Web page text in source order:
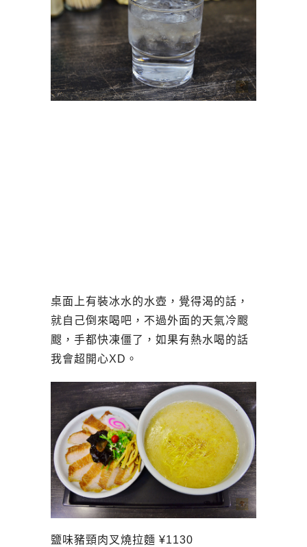
桌面上有裝冰水的水壺，覺得渴的話，
就自己倒來喝吧，不過外面的天氣冷颼
颼，手都快凍僵了，如果有熱水喝的話
我會超開心XD。
鹽味豬頸肉叉燒拉麵 ¥1130